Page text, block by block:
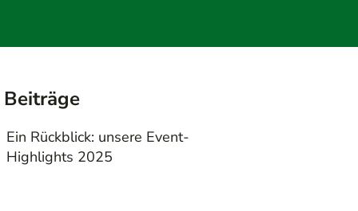
Ein Rückblick: unsere Event-
Highlights 2025